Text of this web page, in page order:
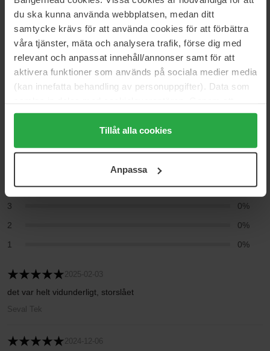
du ska kunna använda webbplatsen, medan ditt
samtycke krävs för att använda cookies för att förbättra
våra tjänster, mäta och analysera trafik, förse dig med
relevant och anpassat innehåll/annonser samt för att
aktivera funktioner som används på sociala medier media
(kan innefatta behandling av personuppgifter). Data som
trycka på "Tillåt alla cookies" accepterar du alla cookies,
medan du under "Detaljer" kan anpassa användningen av
cookies. Du kan när som helst återkalla ditt samtycke.
Tillåt alla cookies
Anpassa
Anmeldelser (6)Spørgsmål og svar (0)
5
0%
3
0%
2
0%
1
0%
2025-02-03
det var helt vidunderligt, storslået
Seval Tek
2024-12-06